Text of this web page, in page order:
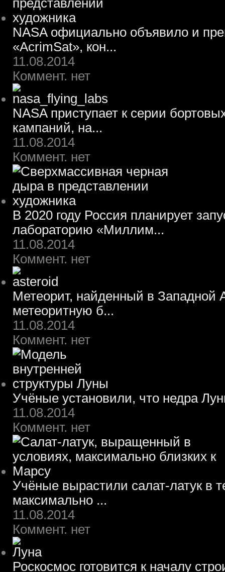
NASA официально объявило и
«AcrimSat», кон...
11.08.2014
Коммент. нет
NASA приступает к серии
кампаний, на...
11.08.2014
Коммент. нет
В 2020 году Россия планирует
лабораторию «Миллим...
11.08.2014
Коммент. нет
Метеорит, найденный в Западной
метеоритную б...
11.08.2014
Коммент. нет
Учёные установили, что недра
11.08.2014
Коммент. нет
Учёные вырастили салат-латук в
максимально ...
11.08.2014
Коммент. нет
Роскосмос готовится к началу